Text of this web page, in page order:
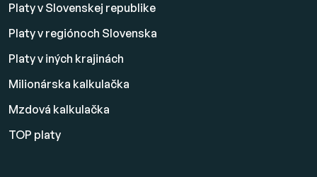
Platy v Slovenskej republike
Platy v regiónoch Slovenska
Platy v iných krajinách
Milionárska kalkulačka
Mzdová kalkulačka
TOP platy